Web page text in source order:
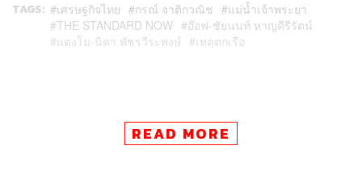
TAGS: เศรษฐกิจไทย กรณ์ จาติกวณิช
แม่น้ำเจ้าพระยา
THE STANDARD NOW
อ๊อฟ-ชัยนนท์ หาญคีรีรัตน์
แตงโม-นิดา พัชรวีระพงษ์
เหตุตกเรือ
READ MORE